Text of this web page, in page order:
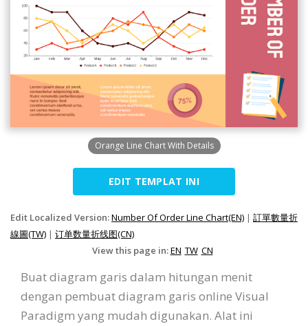
Orange Line Chart With Details
EDIT TEMPLAT INI
Edit Localized Version:Number Of Order Line Chart(EN) | 訂單數量折
線圖(TW) | 订单数量折线图(CN)
View this page in:EN TW CN
Buat diagram garis dalam hitungan menit
dengan pembuat diagram garis online Visual
Paradigm yang mudah digunakan. Alat ini